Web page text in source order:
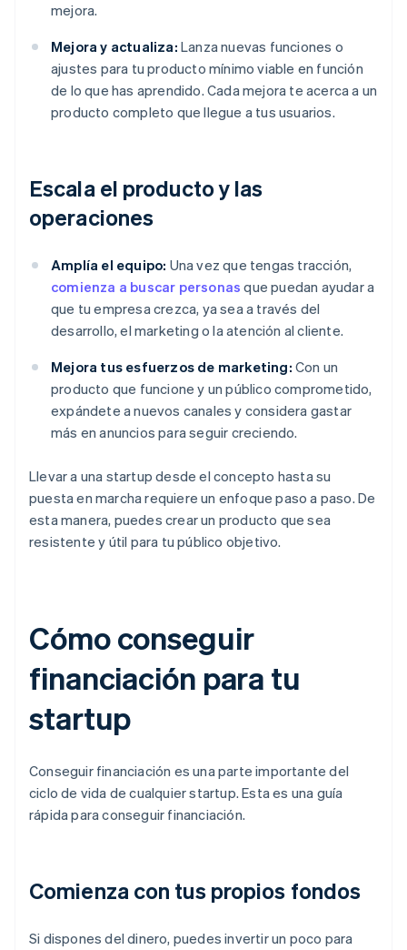
mejora.
Mejora y actualiza: Lanza nuevas funciones o
ajustes para tu producto mínimo viable en función
de lo que has aprendido. Cada mejora te acerca a un
producto completo que llegue a tus usuarios.
Escala el producto y las
operaciones
Amplía el equipo: Una vez que tengas tracción,
comienza a buscar personas que puedan ayudar a
que tu empresa crezca, ya sea a través del
desarrollo, el marketing o la atención al cliente.
Mejora tus esfuerzos de marketing: Con un
producto que funcione y un público comprometido,
expándete a nuevos canales y considera gastar
más en anuncios para seguir creciendo.
Llevar a una startup desde el concepto hasta su
puesta en marcha requiere un enfoque paso a paso. De
esta manera, puedes crear un producto que sea
resistente y útil para tu público objetivo.
Cómo conseguir
financiación para tu
startup
Conseguir financiación es una parte importante del
ciclo de vida de cualquier startup. Esta es una guía
rápida para conseguir financiación.
Comienza con tus propios fondos
Si dispones del dinero, puedes invertir un poco para